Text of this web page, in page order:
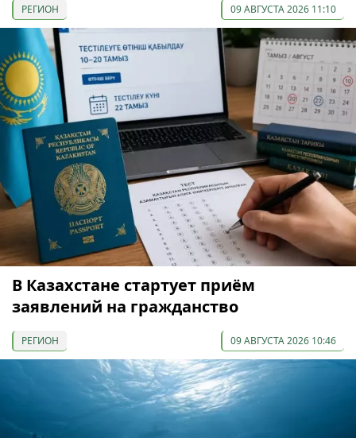
РЕГИОН 09 АВГУСТА 2026 11:10
В Казахстане стартует приём
заявлений на гражданство
РЕГИОН 09 АВГУСТА 2026 10:46